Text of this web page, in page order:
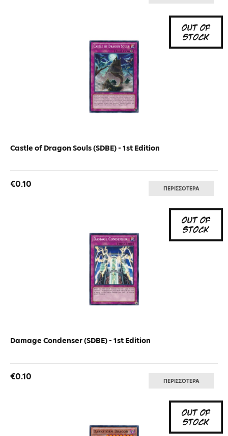
Castle of Dragon Souls (SDBE) - 1st Edition
€0.10 ΠΕΡΙΣΣΟΤΕΡΑ
Damage Condenser (SDBE) - 1st Edition
€0.10 ΠΕΡΙΣΣΟΤΕΡΑ